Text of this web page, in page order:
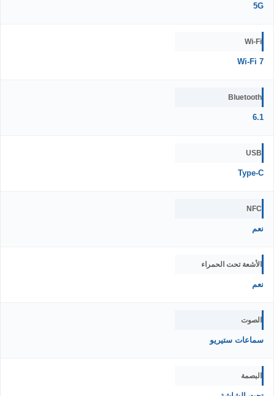
5G
Wi-Fi
Wi-Fi 7
Bluetooth
6.1
USB
Type-C
NFC
نعم
الأشعة تحت الحمراء
نعم
الصوت
سماعات ستيريو
البصمة